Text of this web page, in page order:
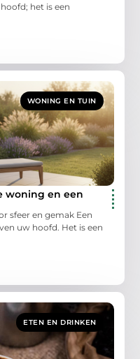
het is een
WONING EN TUIN
woning en een
sfeer en gemak Een
uw hoofd. Het is een
ETEN EN DRINKEN